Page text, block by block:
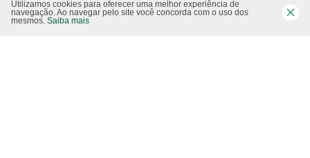
Siga-nos nas rede sociais
Utilizamos cookies para oferecer uma melhor experiência de
navegação. Ao navegar pelo site você concorda com o uso dos
mesmos. Saiba mais